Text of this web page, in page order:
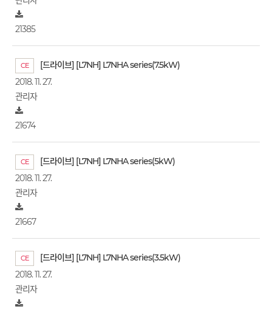
21385
CE
[드라이브] [L7NH] L7NHA series(7.5kW)
2018. 11. 27.
관리자
21674
CE
[드라이브] [L7NH] L7NHA series(5kW)
2018. 11. 27.
관리자
21667
CE
[드라이브] [L7NH] L7NHA series(3.5kW)
2018. 11. 27.
관리자